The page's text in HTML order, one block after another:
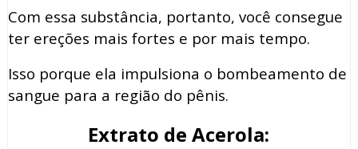
Com essa substância, portanto, você consegue
ter ereções mais fortes e por mais tempo.
Isso porque ela impulsiona o bombeamento de
sangue para a região do pênis.
Extrato de Acerola: